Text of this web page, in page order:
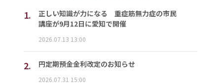
1.
正しい知識が力になる 重症筋無力症の市民
講座が9月12日に愛知で開催
2026.07.13 13:00
2. 円定期預金金利改定のお知らせ
2026.07.31 15:00